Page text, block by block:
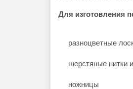
Для изготовления
разноцветные
шерстяные нитки
ножницы